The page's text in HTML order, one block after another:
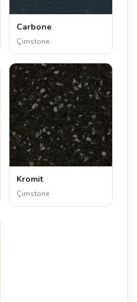
Carbone
Çimstone
Kromit
Çimstone